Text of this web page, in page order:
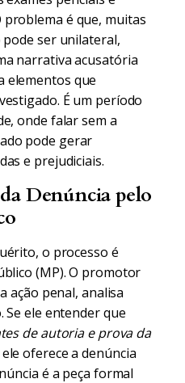
é que, muitas
pode ser unilateral,
narrativa acusatória
elementos que
É um período
onde falar sem a
pode gerar
e prejudiciais.
Denúncia pelo
o processo é
(MP). O promotor
ação penal, analisa
ele entender que
de autoria e prova da
ele oferece a denúncia
é a peça formal